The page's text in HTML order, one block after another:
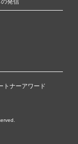
トナーアワード